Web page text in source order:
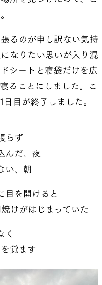
るのが申し訳ない気持
なりたい思いが入り混
シートと寝袋だけを広
ることにしました。こ
目が終了しました。
らず
んだ、夜
い、朝
目を開けると
けがはじまっていた
く
覚ます